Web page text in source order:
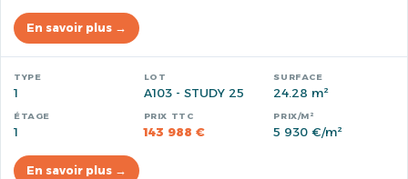
En savoir plus →
1 A103 - STUDY 25 24.28 m²
1 143 988 € 5 930 €/m²
En savoir plus →